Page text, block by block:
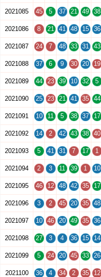
2021085 45 5 37 21 49 38
2021086 8 21 41 48 15 36
2021087 24 7 48 33 31 43
2021088 37 6 9 30 20 19
2021089 44 23 39 10 32 5
2021090 25 23 21 41 35 44
2021091 10 11 5 38 37 17
2021092 14 2 42 43 38 40
2021093 5 41 31 7 17 1
2021094 2 3 11 39 1 10
2021095 46 12 48 42 35 17
2021096 3 2 45 20 35 48
2021097 10 46 20 49 35 36
2021098 27 3 4 36 15 14
2021099 5 24 20 45 33 26
2021100 36 4 34 2 35 12